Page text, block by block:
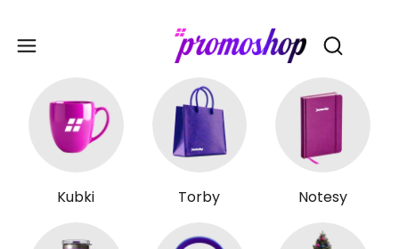
Otwórz
Kubki Torby Notesy